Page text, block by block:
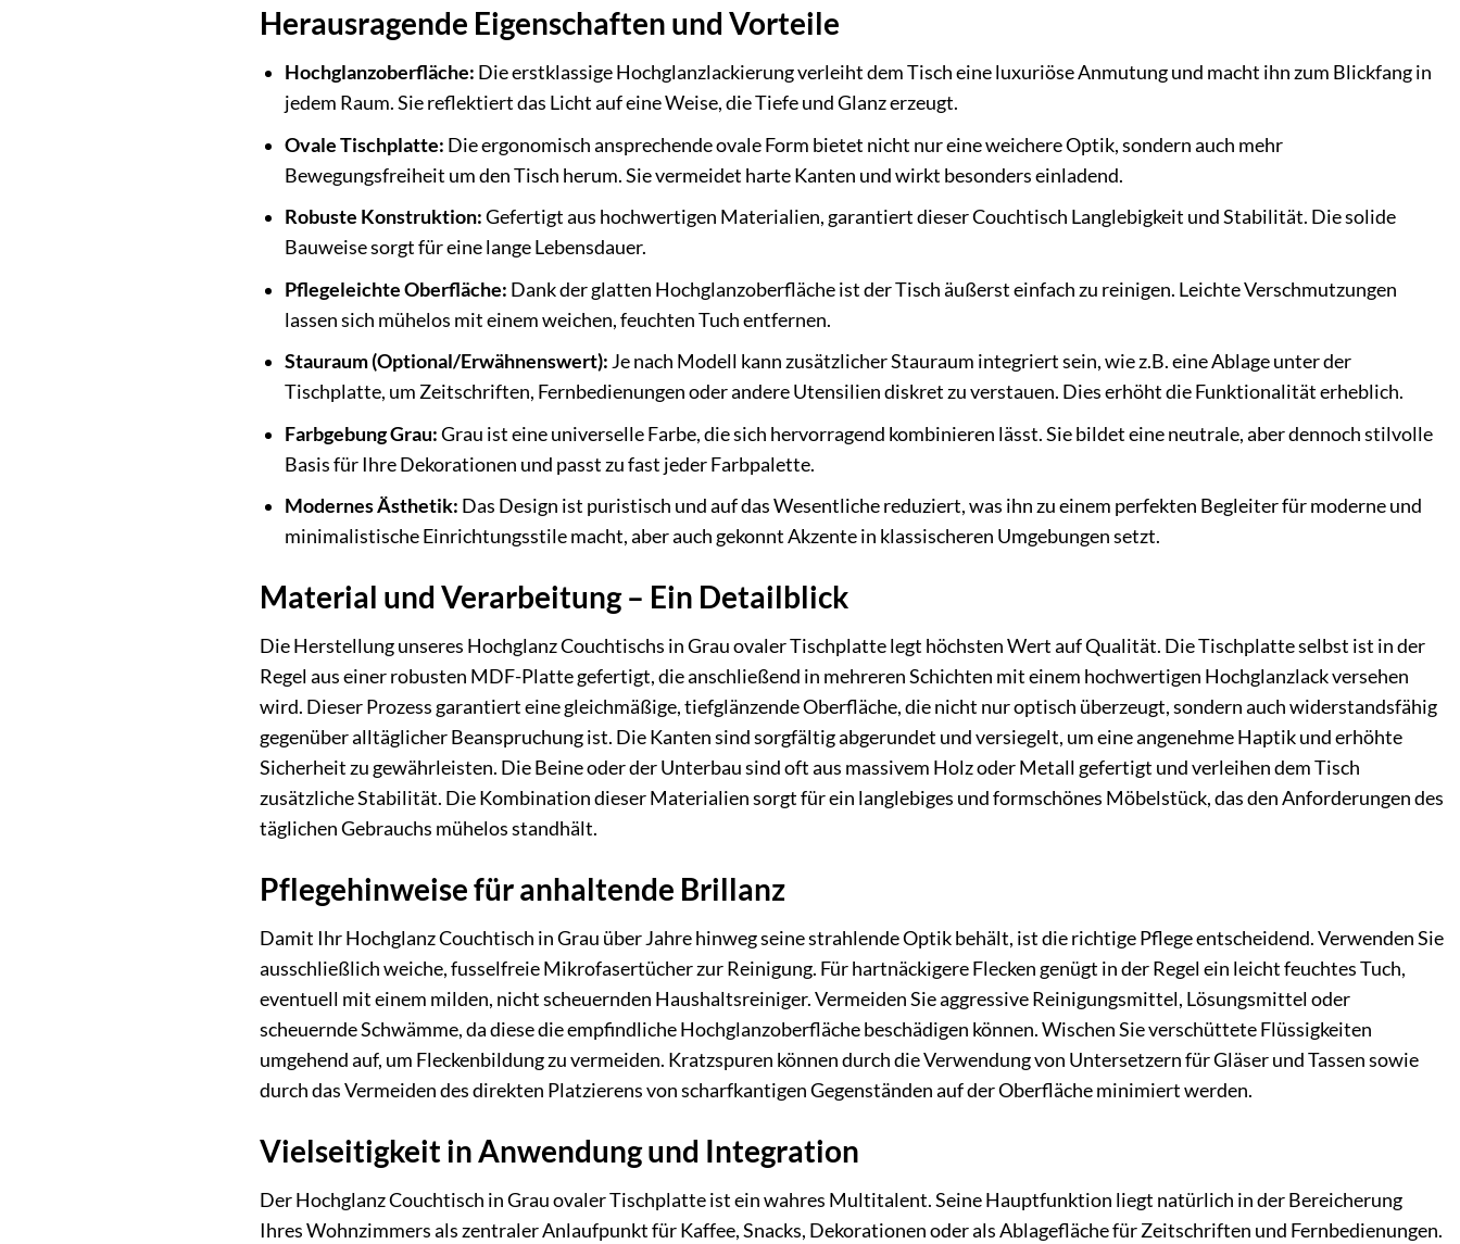
Herausragende Eigenschaften und Vorteile
Hochglanzoberfläche: Die erstklassige Hochglanzlackierung verleiht dem Tisch eine luxuriöse Anmutung und macht ihn zum Blickfang in
jedem Raum. Sie reflektiert das Licht auf eine Weise, die Tiefe und Glanz erzeugt.
Ovale Tischplatte: Die ergonomisch ansprechende ovale Form bietet nicht nur eine weichere Optik, sondern auch mehr
Bewegungsfreiheit um den Tisch herum. Sie vermeidet harte Kanten und wirkt besonders einladend.
Robuste Konstruktion:Gefertigt aus hochwertigen Materialien, garantiert dieser Couchtisch Langlebigkeit und Stabilität. Die solide
Bauweise sorgt für eine lange Lebensdauer.
Pflegeleichte Oberfläche: Dank der glatten Hochglanzoberfläche ist der Tisch äußerst einfach zu reinigen. Leichte Verschmutzungen
lassen sich mühelos mit einem weichen, feuchten Tuch entfernen.
Stauraum (Optional/Erwähnenswert): Je nach Modell kann zusätzlicher Stauraum integriert sein, wie z.B. eine Ablage unter der
Tischplatte, um Zeitschriften, Fernbedienungen oder andere Utensilien diskret zu verstauen. Dies erhöht die Funktionalität erheblich.
Farbgebung Grau:Grau ist eine universelle Farbe, die sich hervorragend kombinieren lässt. Sie bildet eine neutrale, aber dennoch stilvolle
Basis für Ihre Dekorationen und passt zu fast jeder Farbpalette.
Modernes Ästhetik: Das Design ist puristisch und auf das Wesentliche reduziert, was ihn zu einem perfekten Begleiter für moderne und
minimalistische Einrichtungsstile macht, aber auch gekonnt Akzente in klassischeren Umgebungen setzt.
Material und Verarbeitung – Ein Detailblick
Die Herstellung unseres Hochglanz Couchtischs in Grau ovaler Tischplatte legt höchsten Wert auf Qualität. Die Tischplatte selbst ist in der
Regel aus einer robusten MDF-Platte gefertigt, die anschließend in mehreren Schichten mit einem hochwertigen Hochglanzlack versehen
wird. Dieser Prozess garantiert eine gleichmäßige, tiefglänzende Oberfläche, die nicht nur optisch überzeugt, sondern auch widerstandsfähig
gegenüber alltäglicher Beanspruchung ist. Die Kanten sind sorgfältig abgerundet und versiegelt, um eine angenehme Haptik und erhöhte
Sicherheit zu gewährleisten. Die Beine oder der Unterbau sind oft aus massivem Holz oder Metall gefertigt und verleihen dem Tisch
zusätzliche Stabilität. Die Kombination dieser Materialien sorgt für ein langlebiges und formschönes Möbelstück, das den Anforderungen des
täglichen Gebrauchs mühelos standhält.
Pflegehinweise für anhaltende Brillanz
Damit Ihr Hochglanz Couchtisch in Grau über Jahre hinweg seine strahlende Optik behält, ist die richtige Pflege entscheidend. Verwenden Sie
ausschließlich weiche, fusselfreie Mikrofasertücher zur Reinigung. Für hartnäckigere Flecken genügt in der Regel ein leicht feuchtes Tuch,
eventuell mit einem milden, nicht scheuernden Haushaltsreiniger. Vermeiden Sie aggressive Reinigungsmittel, Lösungsmittel oder
scheuernde Schwämme, da diese die empfindliche Hochglanzoberfläche beschädigen können. Wischen Sie verschüttete Flüssigkeiten
umgehend auf, um Fleckenbildung zu vermeiden. Kratzspuren können durch die Verwendung von Untersetzern für Gläser und Tassen sowie
durch das Vermeiden des direkten Platzierens von scharfkantigen Gegenständen auf der Oberfläche minimiert werden.
Vielseitigkeit in Anwendung und Integration
Der Hochglanz Couchtisch in Grau ovaler Tischplatte ist ein wahres Multitalent. Seine Hauptfunktion liegt natürlich in der Bereicherung
Ihres Wohnzimmers als zentraler Anlaufpunkt für Kaffee, Snacks, Dekorationen oder als Ablagefläche für Zeitschriften und Fernbedienungen.